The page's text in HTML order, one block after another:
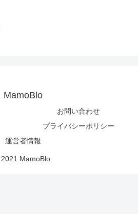
MamoBlo
お問い合わせ
プライバシーポリシー
運営者情報
MamoBlo.